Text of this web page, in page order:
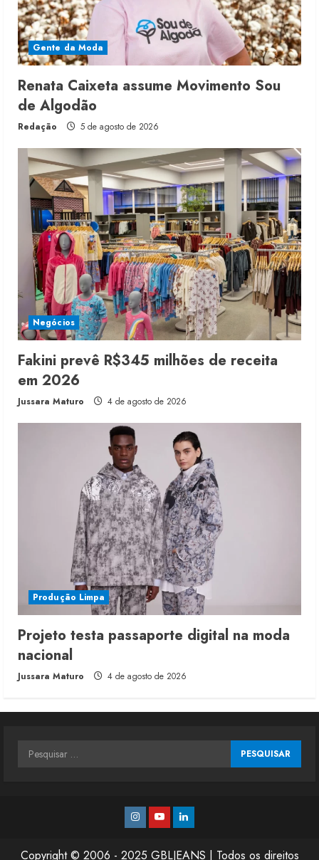
Gente da Moda
Renata Caixeta assume Movimento Sou
de Algodão
Redação 5 de agosto de 2026
Negócios
Fakini prevê R$345 milhões de receita
em 2026
Jussara Maturo 4 de agosto de 2026
Produção Limpa
Projeto testa passaporte digital na moda
nacional
Jussara Maturo 4 de agosto de 2026
Pesquisar
Instagram
YoutubeLinkedin
Copyright © 2006 - 2025 GBLJEANS | Todos os direitos